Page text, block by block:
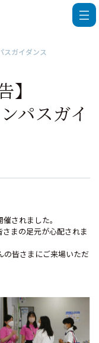
スガイダンス
】
パスガイ
されました。
まの足元が心配されま
皆さまにご来場いただ